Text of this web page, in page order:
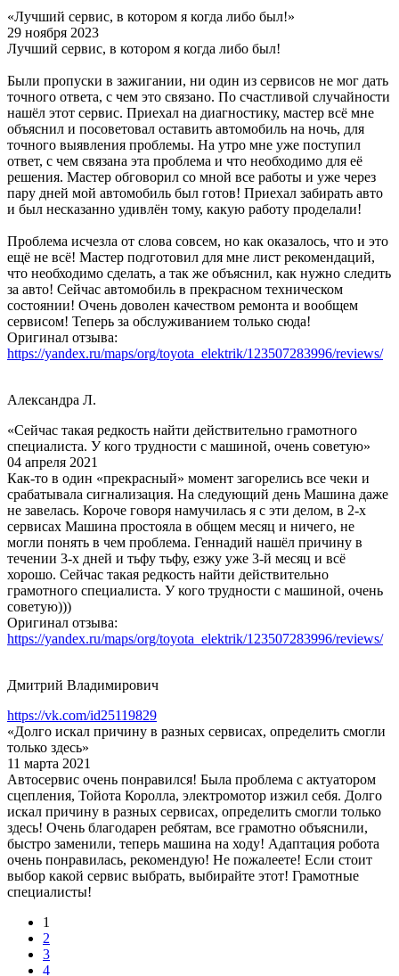
«Лучший сервис, в котором я когда либо был!»
29 ноября 2023
Лучший сервис, в котором я когда либо был!
Были пропуски в зажигании, ни один из сервисов не мог дать
точного ответа, с чем это связано. По счастливой случайности
нашёл этот сервис. Приехал на диагностику, мастер всё мне
объяснил и посоветовал оставить автомобиль на ночь, для
точного выявления проблемы. На утро мне уже поступил
ответ, с чем связана эта проблема и что необходимо для её
решения. Мастер обговорил со мной все работы и уже через
пару дней мой автомобиль был готов! Приехал забирать авто
и был несказанно удивлён тому, какую работу проделали!
Проблема исчезла от слова совсем, но как оказалось, что и это
ещё не всё! Мастер подготовил для мне лист рекомендаций,
что необходимо сделать, а так же объяснил, как нужно следить
за авто! Сейчас автомобиль в прекрасном техническом
состоянии! Очень доволен качеством ремонта и вообщем
сервисом! Теперь за обслуживанием только сюда!
Оригинал отзыва:
https://yandex.ru/maps/org/toyota_elektrik/123507283996/reviews/
Александра Л.
«Сейчас такая редкость найти действительно грамотного
специалиста. У кого трудности с машиной, очень советую»
04 апреля 2021
Как-то в один «прекрасный» момент загорелись все чеки и
срабатывала сигнализация. На следующий день Машина даже
не завелась. Короче говоря намучилась я с эти делом, в 2-х
сервисах Машина простояла в общем месяц и ничего, не
могли понять в чем проблема. Геннадий нашёл причину в
течении 3-х дней и тьфу тьфу, езжу уже 3-й месяц и всё
хорошо. Сейчас такая редкость найти действительно
грамотного специалиста. У кого трудности с машиной, очень
советую)))
Оригинал отзыва:
https://yandex.ru/maps/org/toyota_elektrik/123507283996/reviews/
Дмитрий Владимирович
https://vk.com/id25119829
«Долго искал причину в разных сервисах, определить смогли
только здесь»
11 марта 2021
Автосервис очень понравился! Была проблема с актуатором
сцепления, Тойота Королла, электромотор изжил себя. Долго
искал причину в разных сервисах, определить смогли только
здесь! Очень благодарен ребятам, все грамотно объяснили,
быстро заменили, теперь машина на ходу! Адаптация робота
очень понравилась, рекомендую! Не пожалеете! Если стоит
выбор какой сервис выбрать, выбирайте этот! Грамотные
специалисты!
1
2
3
4